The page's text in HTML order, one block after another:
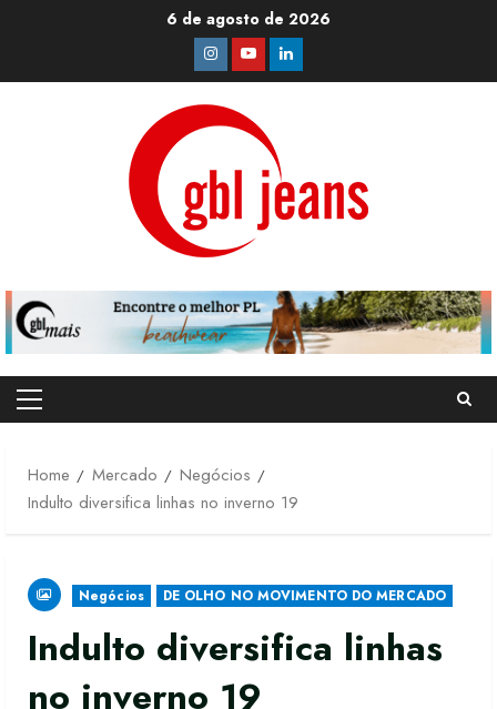
6 de agosto de 2026
Instagram
YoutubeLinkedin
Primary
Home
Mercado
Negócios
Indulto diversifica linhas no inverno 19
Negócios DE OLHO NO MOVIMENTO DO MERCADO
Indulto diversifica linhas
no inverno 19